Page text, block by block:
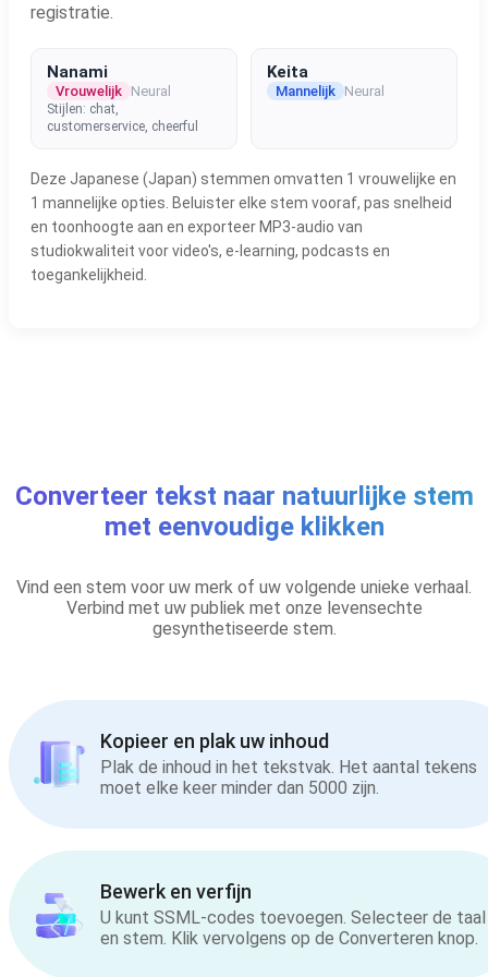
registratie.
Nanami
Vrouwelijk Neural
Stijlen: chat,
customerservice, cheerful
Keita
Mannelijk Neural
Deze Japanese (Japan) stemmen omvatten 1 vrouwelijke en
1 mannelijke opties. Beluister elke stem vooraf, pas snelheid
en toonhoogte aan en exporteer MP3-audio van
studiokwaliteit voor video's, e-learning, podcasts en
toegankelijkheid.
Converteer tekst naar natuurlijke stem
met eenvoudige klikken
Vind een stem voor uw merk of uw volgende unieke verhaal.
Verbind met uw publiek met onze levensechte
gesynthetiseerde stem.
Kopieer en plak uw inhoud
Plak de inhoud in het tekstvak. Het aantal tekens
moet elke keer minder dan 5000 zijn.
Bewerk en verfijn
U kunt SSML-codes toevoegen. Selecteer de taal
en stem. Klik vervolgens op de Converteren knop.